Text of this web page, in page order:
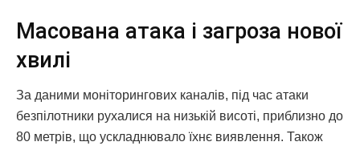
Масована атака і загроза нової
хвилі
За даними моніторингових каналів, під час атаки
безпілотники рухалися на низькій висоті, приблизно до
80 метрів, що ускладнювало їхнє виявлення. Також